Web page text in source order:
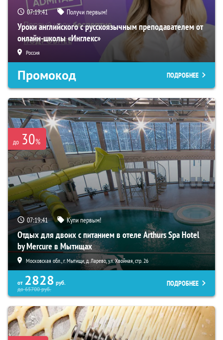
07:19:40 Получи первым!
Уроки английского с русскоязычным преподавателем от
онлайн-школы «Инглекс»
Россия
Промокод ПОДРОБНЕЕ
до 30%
07:19:40 Купи первым!
Отдых для двоих с питанием в отеле Arthurs Spa Hotel
by Mercure в Мытищах
Московская обл., г. Мытищи, д. Ларево, ул. Хвойная, стр. 26
от 2828 руб.
до65700руб.
ПОДРОБНЕЕ